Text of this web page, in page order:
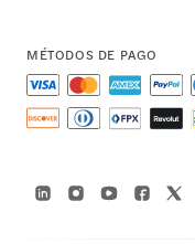
MÉTODOS DE PAGO